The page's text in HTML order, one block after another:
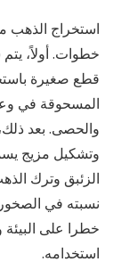
استخراج الذهب
خطوات. أولاً،
قطع صغيرة
المسحوقة في
والحصى. بعد
وتشكيل مزيج
الزئبق وترك
نسبته في
خطرا على
استخدامه.